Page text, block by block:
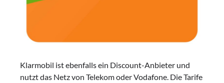
Klarmobil ist ebenfalls ein Discount-Anbieter und
nutzt das Netz von Telekom oder Vodafone. Die Tarife